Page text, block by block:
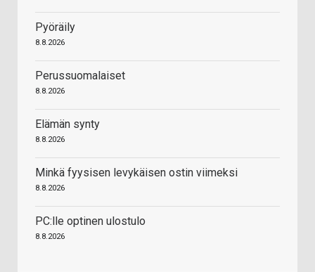
Pyöräily
8.8.2026
Perussuomalaiset
8.8.2026
Elämän synty
8.8.2026
Minkä fyysisen levykäisen ostin viimeksi
8.8.2026
PC:lle optinen ulostulo
8.8.2026